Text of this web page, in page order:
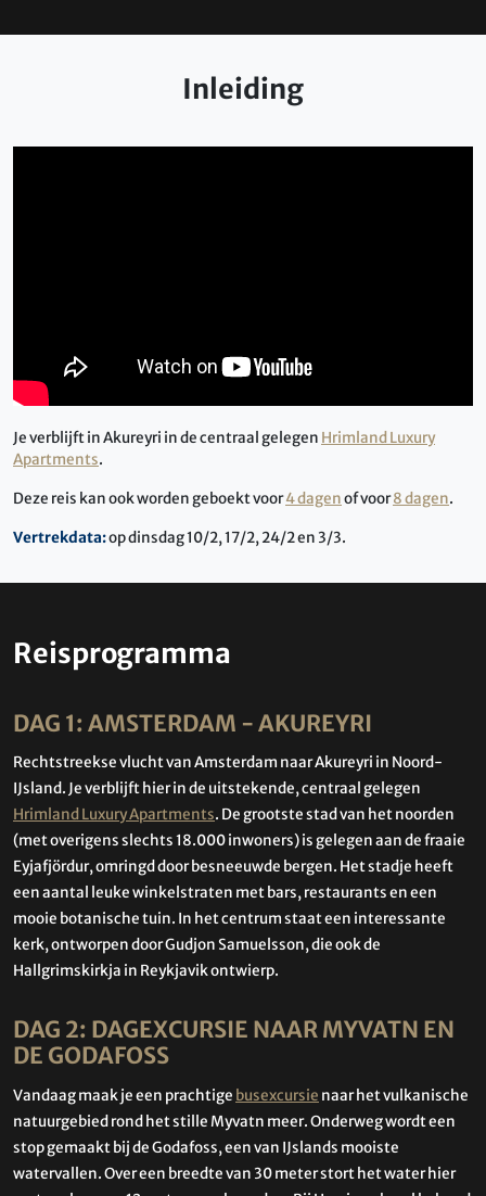
Inleiding
Je verblijft in Akureyri in de centraal gelegen Hrimland Luxury
Apartments.
Deze reis kan ook worden geboekt voor4 dagenof voor8 dagen.
Vertrekdata:op dinsdag 10/2, 17/2, 24/2 en 3/3.
Reisprogramma
DAG 1: AMSTERDAM - AKUREYRI
Rechtstreekse vlucht van Amsterdam naar Akureyri in Noord-
IJsland. Je verblijft hier in de uitstekende, centraal gelegen
Hrimland Luxury Apartments. De grootste stad van het noorden
(met overigens slechts 18.000 inwoners) is gelegen aan de fraaie
Eyjafjördur, omringd door besneeuwde bergen. Het stadje heeft
een aantal leuke winkelstraten met bars, restaurants en een
mooie botanische tuin. In het centrum staat een interessante
kerk, ontworpen door Gudjon Samuelsson, die ook de
Hallgrimskirkja in Reykjavik ontwierp.
DAG 2: DAGEXCURSIE NAAR MYVATN EN
DE GODAFOSS
Vandaag maak je een prachtige busexcursie naar het vulkanische
natuurgebied rond het stille Myvatn meer. Onderweg wordt een
stop gemaakt bij de Godafoss, een van IJslands mooiste
watervallen. Over een breedte van 30 meter stort het water hier